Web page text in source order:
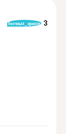
format_quote 3